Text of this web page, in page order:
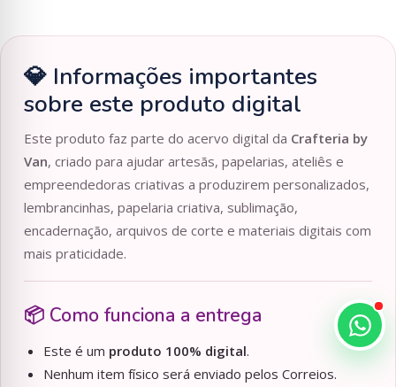
💎 Informações importantes
sobre este produto digital
Este produto faz parte do acervo digital da Crafteria by
Van, criado para ajudar artesãs, papelarias, ateliês e
empreendedoras criativas a produzirem personalizados,
lembrancinhas, papelaria criativa, sublimação,
encadernação, arquivos de corte e materiais digitais com
mais praticidade.
📦 Como funciona a entrega
Este é um produto 100% digital.
Nenhum item físico será enviado pelos Correios.